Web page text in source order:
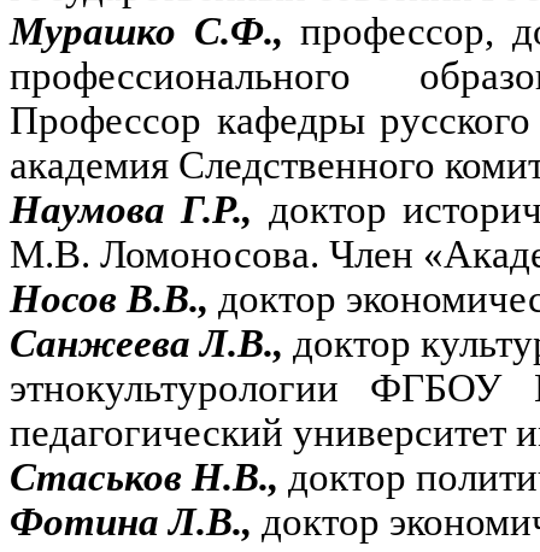
Мурашко С.Ф., профессор,
профессионального
Профессор кафедры
академия Следственного
Наумова Г.Р., доктор
М.В. Ломоносова. Член
Носов В.В., доктор
Санжеева Л.В., доктор
этнокультурологии ФГБОУ
педагогический университет
Стаськов Н.В., доктор
Фотина Л.В., доктор